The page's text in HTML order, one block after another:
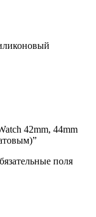
иконовый
42mm, 44mm
поля